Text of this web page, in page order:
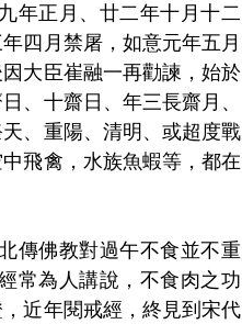
年正月、廿二年十月十二
四月禁屠，如意元年五月
大臣崔融一再勸諫，始於
、十齋日、年三長齋月、
、重陽、清明、或超度戰
飛禽，水族魚蝦等，都在
傳佛教對過午不食並不重
常為人講說，不食肉之功
近年閱戒經，終見到宋代